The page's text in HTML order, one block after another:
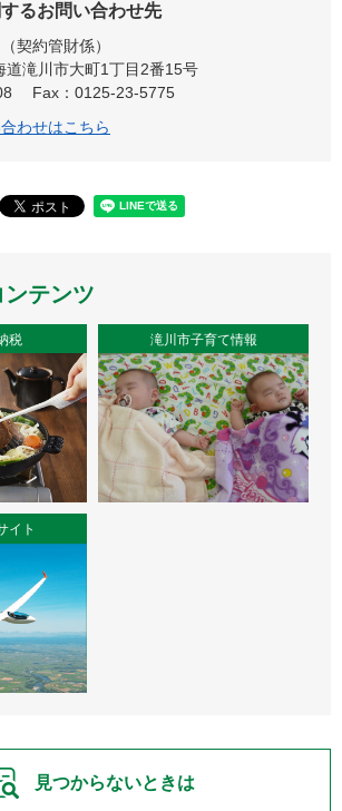
るお問い合わせ先
契約管財係
道滝川市大町1丁目2番15号
Fax：0125-23-5775
わせはこちら
テンツ
税 滝川市子育て情報
イト
見つからないときは